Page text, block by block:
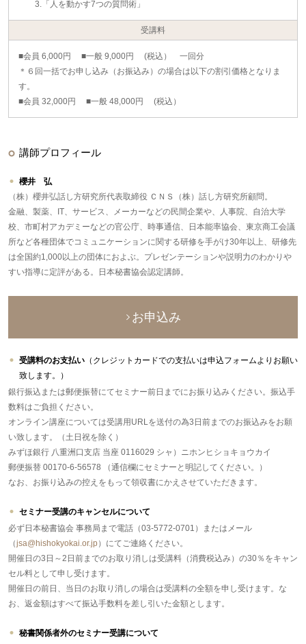
3.「人を動かす7つの質問術」
受講料
■会員 6,000円 ■一般 9,000円 (税込） 一回分
＊６回一括でお申し込み（お振込み）の場合は以下の割引価格となりま
す。
■会員 32,000円 ■一般 48,000円 (税込）
講師プロフィール
櫻井 弘
（株）櫻井弘話し方研究所代表取締役 ＣＮＳ（株）話し方研究所顧問。
金融、製薬、IT、サービス、メーカーなどの民間企業や、人事院、自治大学
校、市町村アカデミーなどの官公庁、時事通信、日本能率協会、東京商工会議
所など各種団体でコミュニケーションに関する研修を手がけ30年以上、研修先
は全国約1,000以上の団体におよぶ。プレゼンテーションや説明力のわかりや
すい指導に定評がある。日本秘書協会認定講師。
お申込み
受講料のお支払い （クレジットカードでの支払いは申込フォームよりお願い
致します。）
銀行振込または郵便振替にてセミナー前日までにお振り込みください。振込手
数料はご負担ください。
オンライン講座については受講用URLを送付の為3日前までのお振込みをお願
い致します。（土日祝を除く）
みずほ銀行 八重洲口支店 当座 0116029 シャ）ニホンヒショキョウカイ
郵便振替 00170-6-56578 （通信欄にセミナーと明記してください。）
なお、お振り込みの控えをもって領収書にかえさせていただきます。
セミナー受講のキャンセルについて
必ず日本秘書協会 事務局まで電話（03-5772-0701）またはメール
（jsa@hishokyokai.or.jp）にてご連絡ください。
開催日の3日～2日前までのお取り消しは受講料（消費税込み）の30％をキャン
セル料として申し受けます。
開催日の前日、当日のお取り消しの場合は受講料の全額を申し受けます。な
お、返金額はすべて振込手数料を差し引いた金額とします。
秘書関係者外のセミナー受講について